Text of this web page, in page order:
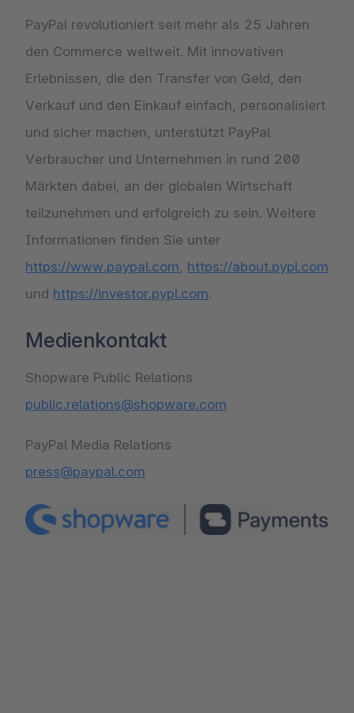
PayPal revolutioniert seit mehr als 25 Jahren
den Commerce weltweit. Mit innovativen
Erlebnissen, die den Transfer von Geld, den
Verkauf und den Einkauf einfach, personalisiert
und sicher machen, unterstützt PayPal
Verbraucher und Unternehmen in rund 200
Märkten dabei, an der globalen Wirtschaft
teilzunehmen und erfolgreich zu sein. Weitere
Informationen finden Sie unter
https://www.paypal.com, https://about.pypl.com
und https://investor.pypl.com.
Medienkontakt
public.relations@shopware.com
press@paypal.com